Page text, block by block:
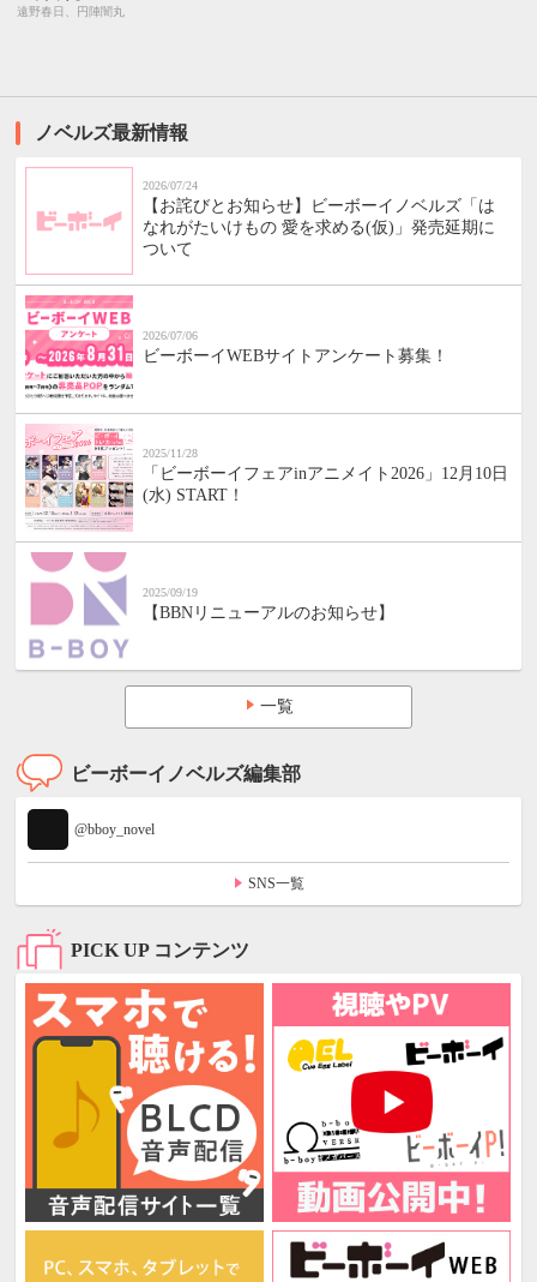
遠野春日、円陣闇丸
ノベルズ最新情報
2026/07/24
【お詫びとお知らせ】ビーボーイノベルズ「は
なれがたいけもの 愛を求める(仮)」発売延期に
ついて
2026/07/06
ビーボーイWEBサイトアンケート募集！
2025/11/28
「ビーボーイフェアinアニメイト2026」12月10日
(水) START！
2025/09/19
【BBNリニューアルのお知らせ】
一覧
ビーボーイノベルズ編集部
@bboy_novel
SNS一覧
PICK UP コンテンツ